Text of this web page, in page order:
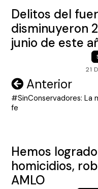
Delitos del
disminuyeron
junio de este
21
Navegación
de
Anterior
#SinConservadores: La
fe
Hemos
homicidios,
AMLO